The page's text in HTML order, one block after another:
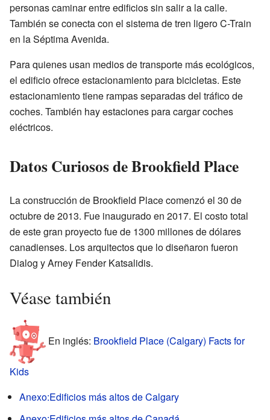
personas caminar entre edificios sin salir a la calle.
También se conecta con el sistema de tren ligero C-Train
en la Séptima Avenida.
Para quienes usan medios de transporte más ecológicos,
el edificio ofrece estacionamiento para bicicletas. Este
estacionamiento tiene rampas separadas del tráfico de
coches. También hay estaciones para cargar coches
eléctricos.
Datos Curiosos de Brookfield Place
La construcción de Brookfield Place comenzó el 30 de
octubre de 2013. Fue inaugurado en 2017. El costo total
de este gran proyecto fue de 1300 millones de dólares
canadienses. Los arquitectos que lo diseñaron fueron
Dialog y Arney Fender Katsalidis.
Véase también
En inglés: Brookfield Place (Calgary) Facts for
Kids
Anexo:Edificios más altos de Calgary